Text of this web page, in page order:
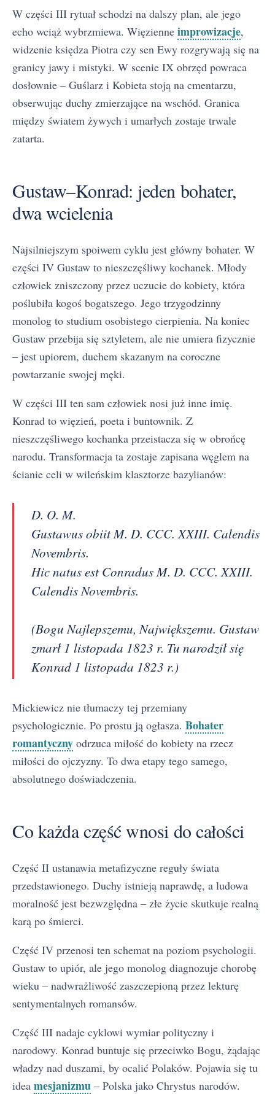
W części III rytuał schodzi na dalszy plan, ale jego
echo wciąż wybrzmiewa. Więzienne improwizacje,
widzenie księdza Piotra czy sen Ewy rozgrywają się na
granicy jawy i mistyki. W scenie IX obrzęd powraca
dosłownie – Guślarz i Kobieta stoją na cmentarzu,
obserwując duchy zmierzające na wschód. Granica
między światem żywych i umarłych zostaje trwale
zatarta.
Gustaw–Konrad: jeden bohater,
dwa wcielenia
Najsilniejszym spoiwem cyklu jest główny bohater. W
części IV Gustaw to nieszczęśliwy kochanek. Młody
człowiek zniszczony przez uczucie do kobiety, która
poślubiła kogoś bogatszego. Jego trzygodzinny
monolog to studium osobistego cierpienia. Na koniec
Gustaw przebija się sztyletem, ale nie umiera fizycznie
– jest upiorem, duchem skazanym na coroczne
powtarzanie swojej męki.
W części III ten sam człowiek nosi już inne imię.
Konrad to więzień, poeta i buntownik. Z
nieszczęśliwego kochanka przeistacza się w obrońcę
narodu. Transformacja ta zostaje zapisana węglem na
ścianie celi w wileńskim klasztorze bazylianów:
D. O. M.
Gustawus obiit M. D. CCC. XXIII. Calendis
Novembris.
Hic natus est Conradus M. D. CCC. XXIII.
Calendis Novembris.
(Bogu Najlepszemu, Największemu. Gustaw
zmarł 1 listopada 1823 r. Tu narodził się
Konrad 1 listopada 1823 r.)
Mickiewicz nie tłumaczy tej przemiany
psychologicznie. Po prostu ją ogłasza. Bohater
romantyczny odrzuca miłość do kobiety na rzecz
miłości do ojczyzny. To dwa etapy tego samego,
absolutnego doświadczenia.
Co każda część wnosi do całości
Część II ustanawia metafizyczne reguły świata
przedstawionego. Duchy istnieją naprawdę, a ludowa
moralność jest bezwzględna – złe życie skutkuje realną
karą po śmierci.
Część IV przenosi ten schemat na poziom psychologii.
Gustaw to upiór, ale jego monolog diagnozuje chorobę
wieku – nadwrażliwość zaszczepioną przez lekturę
sentymentalnych romansów.
Część III nadaje cyklowi wymiar polityczny i
narodowy. Konrad buntuje się przeciwko Bogu, żądając
władzy nad duszami, by ocalić Polaków. Pojawia się tu
idea mesjanizmu – Polska jako Chrystus narodów.